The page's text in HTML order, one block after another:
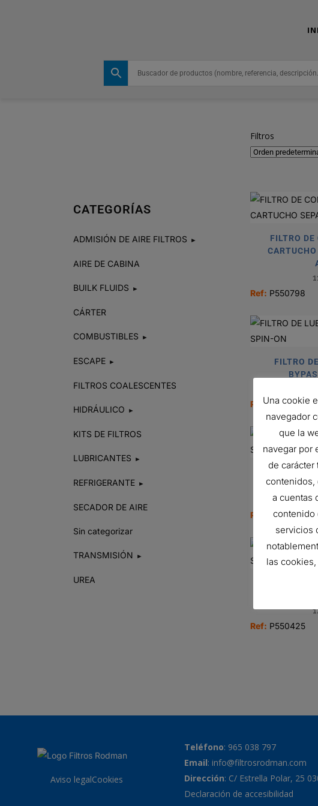
CATEGORÍAS
ADMISIÓN DE AIRE FILTROS ►
AIRE DE CABINA
BUILK FLUIDS ►
CÁRTER
COMBUSTIBLES ►
ESCAPE ►
FILTROS COALESCENTES
HIDRÁULICO ►
KITS DE FILTROS
LUBRICANTES ►
REFRIGERANTE ►
SECADOR DE AIRE
Sin categorizar
TRANSMISIÓN ►
UREA
Filtros
FILTRO
Ref: P550798
FILTRO
Ref:P550050
FILTRO
Ref: P552451
FILTRO
Ref: P550425
Aviso legalCookies
Teléfono: 965 038 797
Email: info@filtrosrodman.com
Dirección: C/ Estrella Polar, 25
Declaración de accesibilidad
Una cookie
navegador
que la
navegar por
de
contenidos,
a cuentas
contenido
servicios
las